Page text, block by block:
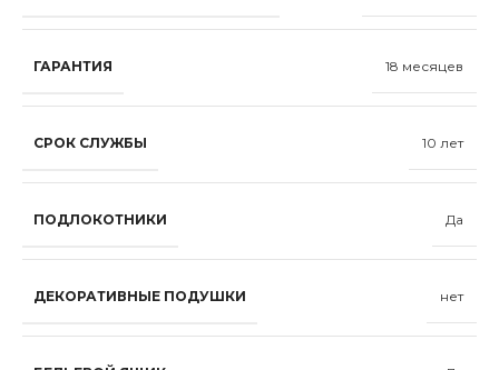
ГАРАНТИЯ 18 месяцев
СРОК СЛУЖБЫ 10 лет
ПОДЛОКОТНИКИ Да
ДЕКОРАТИВНЫЕ ПОДУШКИ нет